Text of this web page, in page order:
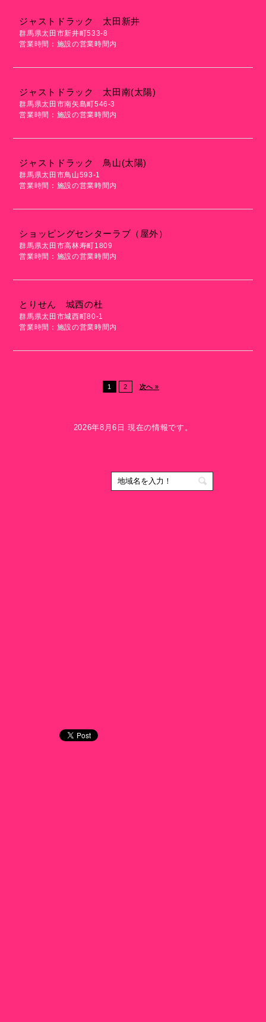
ジャストドラック 太田新井
群馬県太田市新井町533-8
営業時間：施設の営業時間内
ジャストドラック 太田南(太陽)
群馬県太田市南矢島町546-3
営業時間：施設の営業時間内
ジャストドラック 鳥山(太陽)
群馬県太田市鳥山593-1
営業時間：施設の営業時間内
ショッピングセンターラブ（屋外）
群馬県太田市高林寿町1809
営業時間：施設の営業時間内
とりせん 城西の杜
群馬県太田市城西町80-1
営業時間：施設の営業時間内
1 2 次へ »
2026年8月6日 現在の情報です。